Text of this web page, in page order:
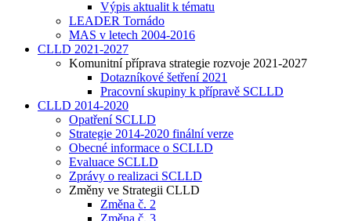
Výpis aktualit k tématu
LEADER Tornádo
MAS v letech 2004-2016
CLLD 2021-2027
Komunitní příprava strategie rozvoje 2021-2027
Dotazníkové šetření 2021
Pracovní skupiny k přípravě SCLLD
CLLD 2014-2020
Opatření SCLLD
Strategie 2014-2020 finální verze
Obecné informace o SCLLD
Evaluace SCLLD
Zprávy o realizaci SCLLD
Změny ve Strategii CLLD
Změna č. 2
Změna č. 3